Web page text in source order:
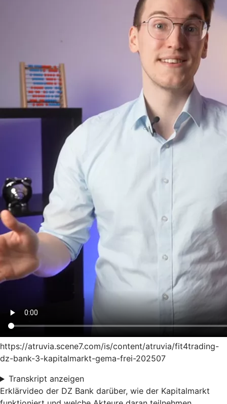
https://atruvia.scene7.com/is/content/atruvia/fit4trading-
dz-bank-3-kapitalmarkt-gema-frei-202507
Transkript anzeigen
Erklärvideo der DZ Bank darüber, wie der Kapitalmarkt